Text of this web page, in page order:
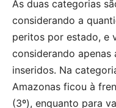
As duas categorias
considerando a
peritos por estado, e
considerando
inseridos. Na
Amazonas ficou à
(3º), enquanto para